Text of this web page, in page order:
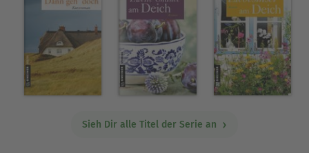
Sieh Dir alle Titel der Serie an